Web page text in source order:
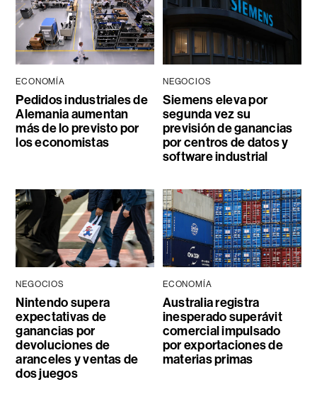
ECONOMÍA
Pedidos industriales de
Alemania aumentan
más de lo previsto por
los economistas
NEGOCIOS
Siemens eleva por
segunda vez su
previsión de ganancias
por centros de datos y
software industrial
NEGOCIOS
Nintendo supera
expectativas de
ganancias por
devoluciones de
aranceles y ventas de
dos juegos
ECONOMÍA
Australia registra
inesperado superávit
comercial impulsado
por exportaciones de
materias primas